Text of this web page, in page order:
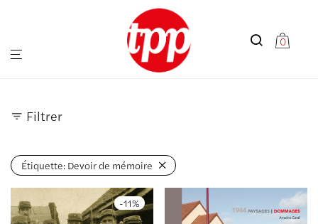
0
Filtrer
Étiquette: Devoir de mémoire
-11%